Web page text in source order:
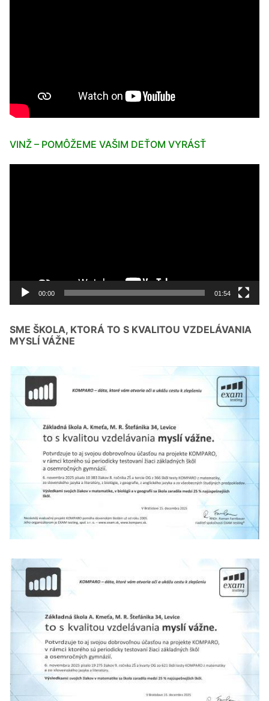
VINŽ – POMÔŽEME VAŠIM DEŤOM VYRÁSŤ
00:00 01:54
SME ŠKOLA, KTORÁ TO S KVALITOU VZDELÁVANIA
MYSLÍ VÁŽNE